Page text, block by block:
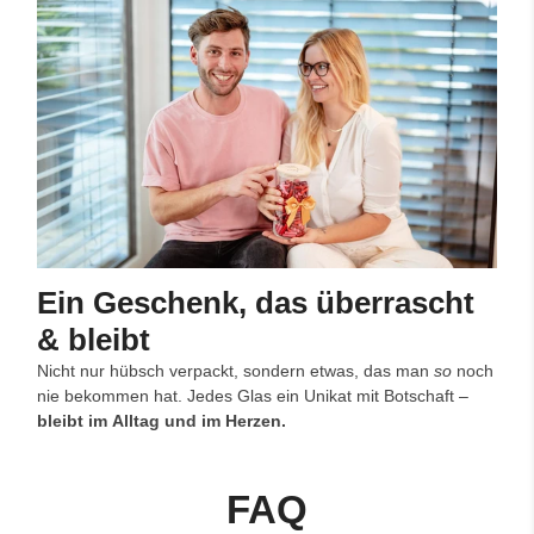
Ein Geschenk, das überrascht
& bleibt
Nicht nur hübsch verpackt, sondern etwas, das man so noch
nie bekommen hat. Jedes Glas ein Unikat mit Botschaft –
bleibt im Alltag und im Herzen.
FAQ